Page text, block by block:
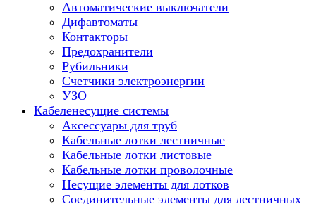
Автоматические выключатели
Дифавтоматы
Контакторы
Предохранители
Рубильники
Счетчики электроэнергии
УЗО
Кабеленесущие системы
Аксессуары для труб
Кабельные лотки лестничные
Кабельные лотки листовые
Кабельные лотки проволочные
Несущие элементы для лотков
Соединительные элементы для лестничных